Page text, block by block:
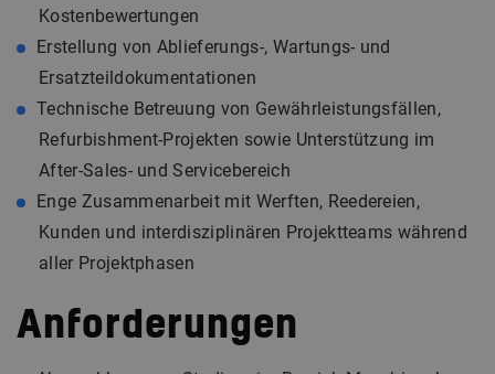
Kostenbewertungen
Erstellung von Ablieferungs-, Wartungs- und
Ersatzteildokumentationen
Technische Betreuung von Gewährleistungsfällen,
Refurbishment-Projekten sowie Unterstützung im
After-Sales- und Servicebereich
Enge Zusammenarbeit mit Werften, Reedereien,
Kunden und interdisziplinären Projektteams während
aller Projektphasen
Anforderungen